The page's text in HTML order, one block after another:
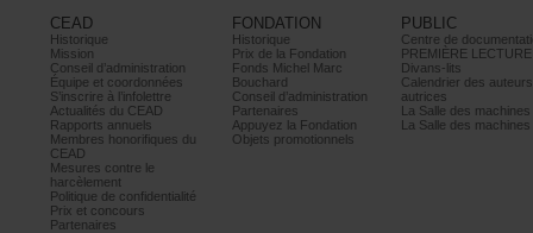
CEAD
Historique
Mission
Conseild’administration
Équipeetcoordonnées
S’inscrireàl’infolettre
ActualitésduCEAD
Rapportsannuels
Membreshonorifiquesdu
CEAD
Mesurescontrele
harcèlement
Politiquedeconfidentialité
Prixetconcours
Partenaires
FONDATION
Historique
PrixdelaFondation
FondsMichelMarc
Bouchard
Conseild’administration
Partenaires
AppuyezlaFondation
Objetspromotionnels
PUBLIC
PREMIÈRELECTURE
Divans-lits
autrices